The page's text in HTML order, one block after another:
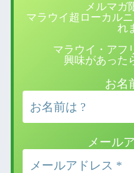
メルマガ
マラウイ超ローカル
れ
マラウイ・アフ
興味があった
お名
メール